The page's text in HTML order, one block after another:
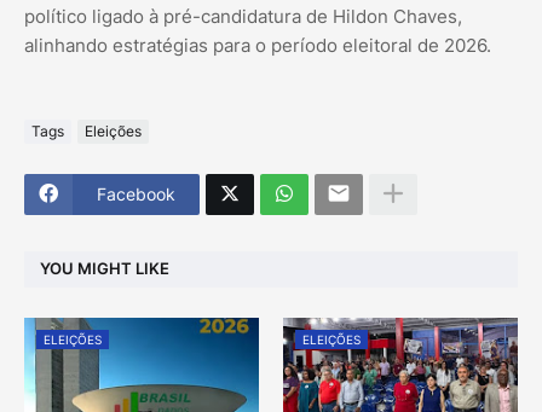
político ligado à pré-candidatura de Hildon Chaves,
alinhando estratégias para o período eleitoral de 2026.
Tags Eleições
Facebook
YOU MIGHT LIKE
ELEIÇÕES ELEIÇÕES